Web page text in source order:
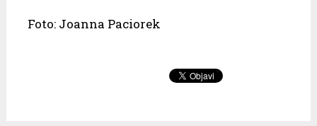
Foto: Joanna Paciorek